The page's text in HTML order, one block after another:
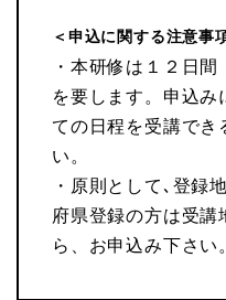
＜申込に関する注意事
・本研修は１２日
を要します。申込
ての日程を受講でき
い。
・原則として､登録
府県登録の方は受
ら、お申込み下さい